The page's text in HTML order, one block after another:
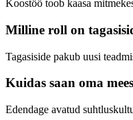
Koostöö toob kaasa
Milline roll on
Tagasiside pakub uusi
Kuidas saan oma
Edendage avatud